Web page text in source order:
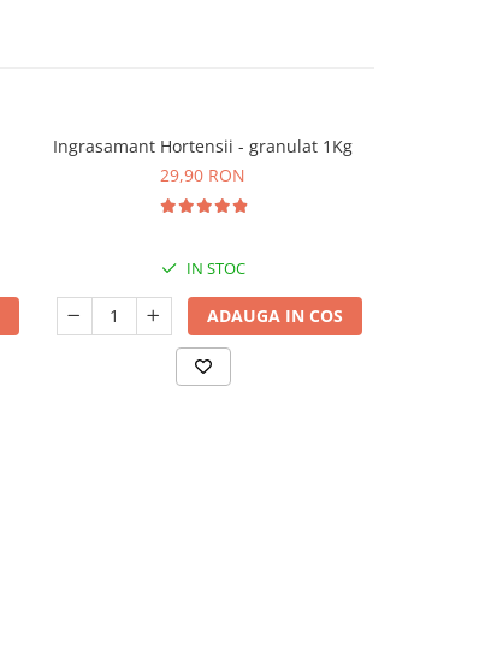
Ingrasamant Hortensii - granulat 1Kg
29,90 RON
IN STOC
ADAUGA IN COS